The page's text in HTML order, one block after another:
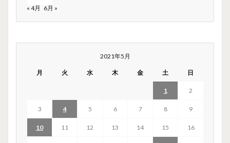
« 4月 6月 »
2021年5月
月 火 水 木 金 土 日
1 2
3 4 5 6 7 8 9
10 11 12 13 14 15 16